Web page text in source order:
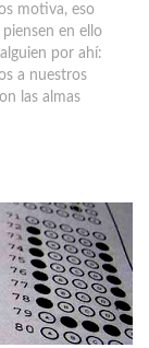
motiva, eso
en ello
por ahí:
a nuestros
las almas